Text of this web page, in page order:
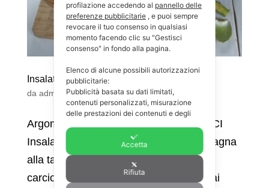
Insalata di patate e carciofi
da admin |Ago 9, 2023|Contorni,Ricette
Argomenti correlati PRIMI PIATTI DOLCI
Insalata di patate e carciofi Dalla campagna
alla tavola: insalata rustica di patate e
carciofi Sapori autentici e saporiti uniti ai
profilazione accedendo al pannello delle
preferenze pubblicitarie, e puoi sempre
revocare il tuo consenso in qualsiasi
momento facendo clic su "Gestisci
consenso" in fondo alla pagina.
Elenco di alcune possibili autorizzazioni
pubblicitarie:
Pubblicità basata su dati limitati,
contenuti personalizzati, misurazione
delle prestazioni dei contenuti e degli
di servizi.
Puoi consultare: la nostra lista di
partner pubblicitari.
Accetta
Rifiuta